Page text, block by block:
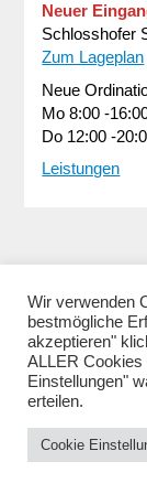
Neuer
Schlosshofer
Zum Lageplan
Neue
Mo 8:00 -
Do 12:00 -
Leistungen
Wir verwenden
bestmögliche
akzeptieren"
ALLER Cookies
Einstellungen"
erteilen.
Cookie